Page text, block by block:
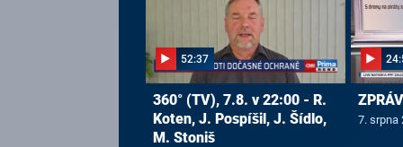
52:37
360° (TV), 7.8. v 22:00 - R.
Koten, J. Pospíšil, J. Šídlo,
M. Stoniš
7. srpna